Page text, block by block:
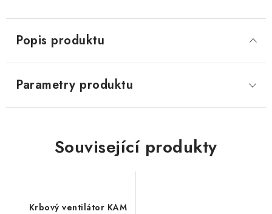
Popis produktu
Parametry produktu
Související produkty
Krbový ventilátor KAM